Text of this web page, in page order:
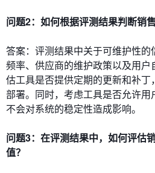
问题2：如何根据评测结果判断销
答案：评测结果中关于可维护性
频率、供应商的维护政策以及用
估工具是否提供定期的更新和补
部署。同时，考虑工具是否允许
不会对系统的稳定性造成影响。
问题3：在评测结果中，如何评估
值？